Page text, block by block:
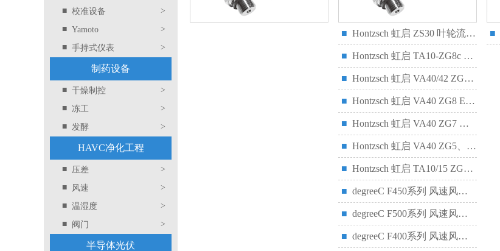
■ 校准设备
>
■ Yamoto
>
■ 手持式仪表 >
制药设备
■ 干燥制控
>
■ 冻工
>
■ 发酵 >
HAVC净化工程
■ 压差
>
■
风速
>
■ 温湿度
>
■ 阀门 >
半导体光伏
■ Hontzsch 虹启 ZS30 叶轮流量/风速传感器
■ Hontzsch 虹启 TA10-ZG8c 、TA10-ZG9c 热式风速传感器
■ Hontzsch 虹启 VA40/42 ZG2 、VAT40/42 ZG2涡轮流量传感器
■ Hontzsch 虹启 VA40 ZG8 Ex-d防爆型涡轮流量传感器
■ Hontzsch 虹启 VA40 ZG7 涡轮流量传感器
■ Hontzsch 虹启 VA40 ZG5、VAT40 ZG5涡轮流量传感器
■ Hontzsch 虹启 TA10/15 ZG1防爆热式风速/风量变送器
■ degreeC F450系列 风速风温传感器
■ degreeC F500系列 风速风温传感器
■ degreeC F400系列 风速风温传感器
■